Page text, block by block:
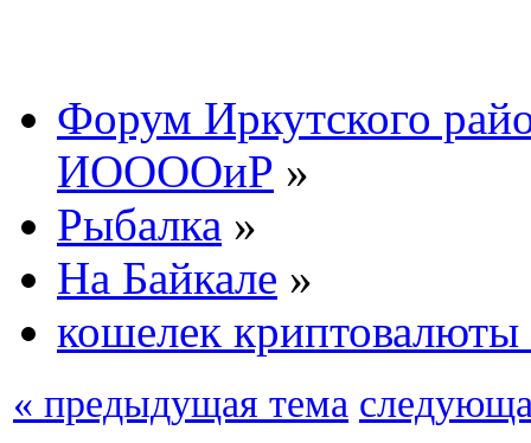
Форум Иркутского
ИООООиР »
Рыбалка »
На Байкале »
кошелек криптовалюты
« предыдущая тема